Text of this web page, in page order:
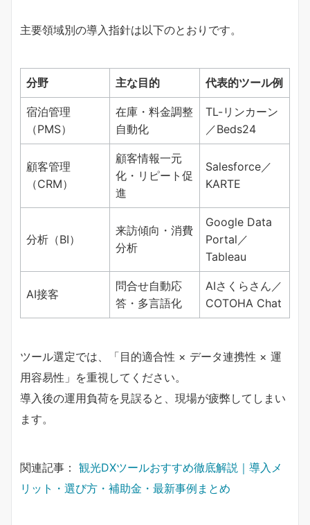
主要領域別の導入指針は以下のとおりです。
分野 主な目的 代表的ツール例
宿泊管理
（PMS）
在庫・料金調整
自動化
TL-リンカーン
／Beds24
顧客管理
（CRM）
顧客情報一元
化・リピート促
進
Salesforce／
KARTE
分析（BI）
来訪傾向・消費
分析
Google Data
Portal／
Tableau
AI接客
問合せ自動応
答・多言語化
AIさくらさん／
COTOHA Chat
ツール選定では、「目的適合性 × データ連携性 × 運
用容易性」を重視してください。
導入後の運用負荷を見誤ると、現場が疲弊してしまい
ます。
関連記事： 観光DXツールおすすめ徹底解説｜導入メ
リット・選び方・補助金・最新事例まとめ